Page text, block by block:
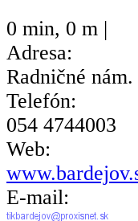
0 min, 0 m |
Adresa:
Radničné
Telefón:
054 4744003
Web:
E-mail: